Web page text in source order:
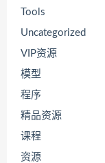
Tools
Uncategorized
VIP资源
模型
程序
精品资源
课程
资源